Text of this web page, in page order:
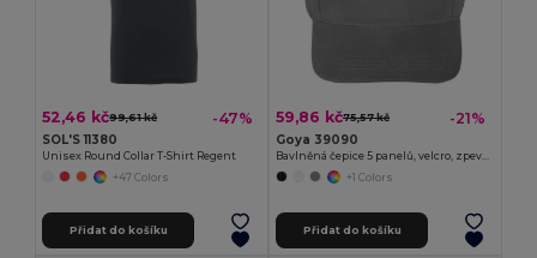
52,46 kč99,61 kč -47%
SOL'S 11380
Unisex Round Collar T-Shirt Regent
+47 Colors
Přidat do košíku
59,86 kč75,57 kč -21%
Goya 39090
Bavlněná čepice 5 panelů, velcro, zpevněný panel FIRST-CLASS
+1 Colors
Přidat do košíku